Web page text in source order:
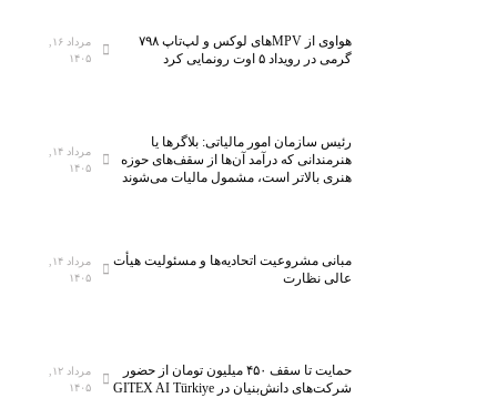
هواوی از MPVهای لوکس و لپ‌تاپ ۷۹۸
گرمی در رویداد ۵ اوت رونمایی کرد
۱۴۰۵
رئیس سازمان امور مالیاتی: بلاگر‌ها یا
هنرمندانی که درآمد آن‌ها از سقف‌های حوزه
هنری بالاتر است، مشمول مالیات می‌شوند
۱۴۰۵
مبانی مشروعیت اتحادیه‌ها و مسئولیت هیأت
عالی نظارت
۱۴۰۵
حمایت تا سقف ۴۵۰ میلیون تومان از حضور
شرکت‌های دانش‌بنیان در GITEX AI Türkiye
۱۴۰۵